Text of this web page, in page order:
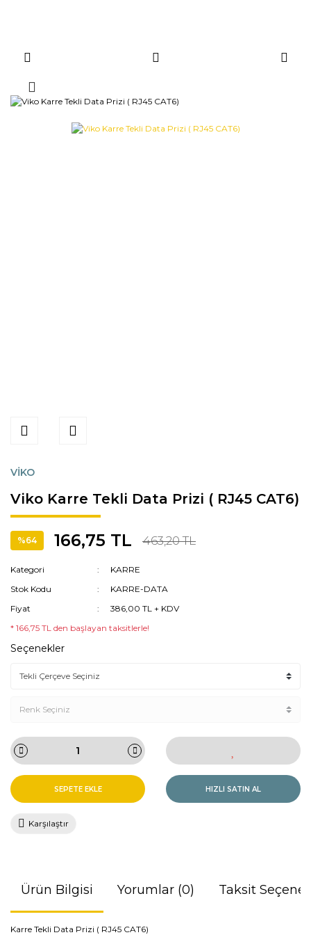
VİKO
Viko Karre Tekli Data Prizi ( RJ45 CAT6)
%64 166,75 TL 463,20 TL
Kategori
KARRE
Stok Kodu
KARRE-DATA
Fiyat
386,00 TL + KDV
* 166,75 TL den başlayan taksitlerle!
Seçenekler
SEPETE EKLE HIZLI SATIN AL
Karşılaştır
Ürün Bilgisi Yorumlar (0) Taksit
Karre Tekli Data Prizi ( RJ45 CAT6)